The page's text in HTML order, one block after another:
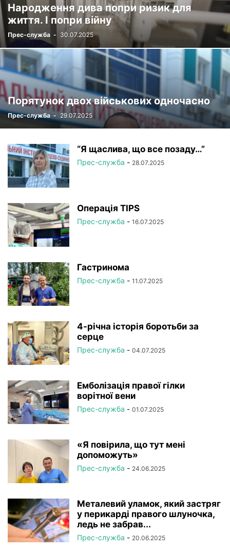
РЕЄСТР СТАТУТНІ ДОКУМЕНТИ УСТАНОВИ НАМН
ФОТОРЕПОРТАЖ ЦІКАВІ ПРОФЕСІЙНІ ВИПАДКИ
ЧЛЕНИ-КОРЕСПОНДЕНТИ
Народження дива попри ризик для
життя. І попри війну
Прес-служба - 30.07.2025
Порятунок двох військових одночасно
Прес-служба - 29.07.2025
“Я щаслива, що все позаду…”
Прес-служба - 28.07.2025
Операція TIPS
Прес-служба - 16.07.2025
Гастринома
Прес-служба - 11.07.2025
4-річна історія боротьби за
серце
Прес-служба - 04.07.2025
Емболізація правої гілки
ворітної вени
Прес-служба - 01.07.2025
«Я повірила, що тут мені
допоможуть»
Прес-служба - 24.06.2025
Металевий уламок, який застряг
у перикарді правого шлуночка,
ледь не забрав...
Прес-служба - 20.06.2025